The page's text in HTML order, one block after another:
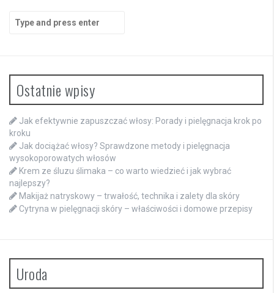
for:
Ostatnie wpisy
Jak efektywnie zapuszczać włosy: Porady i pielęgnacja krok po
kroku
Jak dociążać włosy? Sprawdzone metody i pielęgnacja
wysokoporowatych włosów
Krem ze śluzu ślimaka – co warto wiedzieć i jak wybrać
najlepszy?
Makijaż natryskowy – trwałość, technika i zalety dla skóry
Cytryna w pielęgnacji skóry – właściwości i domowe przepisy
Uroda